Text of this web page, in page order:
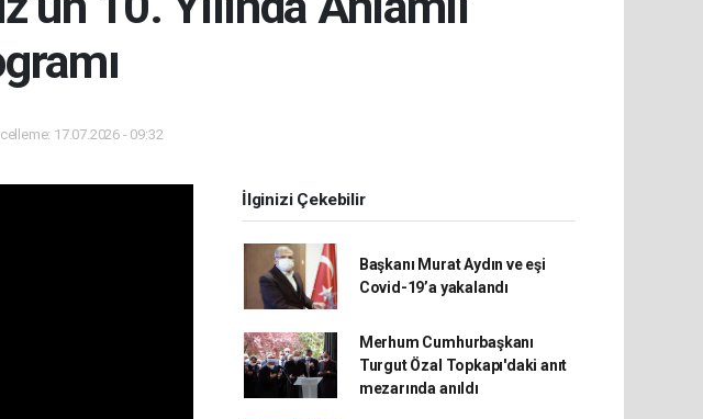
17.07.2026 - 09:32
İlginizi Çekebilir
Başkanı Murat Aydın ve eşi
Covid-19’a yakalandı
Merhum Cumhurbaşkanı
Turgut Özal Topkapı'daki anıt
mezarında anıldı